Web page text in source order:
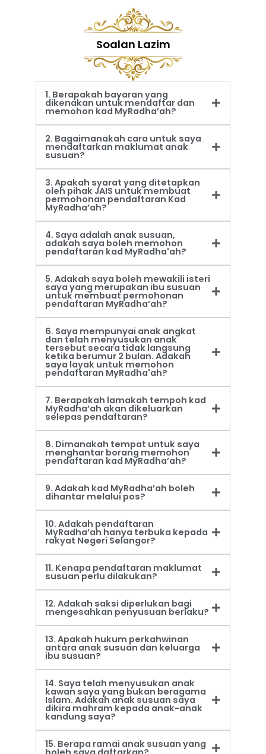
Soalan Lazim
1. Berapakah bayaran yang
dikenakan untuk mendaftar dan
memohon kad MyRadha’ah?
2. Bagaimanakah cara untuk saya
mendaftarkan maklumat anak
susuan?
3. Apakah syarat yang ditetapkan
oleh pihak JAIS untuk membuat
permohonan pendaftaran Kad
MyRadha’ah?
4. Saya adalah anak susuan,
adakah saya boleh memohon
pendaftaran kad MyRadha'ah?
5. Adakah saya boleh mewakili isteri
saya yang merupakan ibu susuan
untuk membuat permohonan
pendaftaran MyRadha’ah?
6. Saya mempunyai anak angkat
dan telah menyusukan anak
tersebut secara tidak langsung
ketika berumur 2 bulan. Adakah
saya layak untuk memohon
pendaftaran MyRadha'ah?
7. Berapakah lamakah tempoh kad
MyRadha’ah akan dikeluarkan
selepas pendaftaran?
8. Dimanakah tempat untuk saya
menghantar borang memohon
pendaftaran kad MyRadha’ah?
9. Adakah kad MyRadha’ah boleh
dihantar melalui pos?
10. Adakah pendaftaran
MyRadha’ah hanya terbuka kepada
rakyat Negeri Selangor?
11. Kenapa pendaftaran maklumat
susuan perlu dilakukan?
12. Adakah saksi diperlukan bagi
mengesahkan penyusuan berlaku?
13. Apakah hukum perkahwinan
antara anak susuan dan keluarga
ibu susuan?
14. Saya telah menyusukan anak
kawan saya yang bukan beragama
Islam. Adakah anak susuan saya
dikira mahram kepada anak-anak
kandung saya?
15. Berapa ramai anak susuan yang